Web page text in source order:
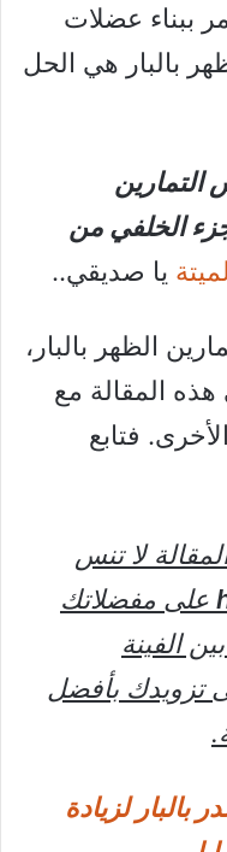
ببناء عضلات
بالبار هي الحل
الخلفي من
يا صديقي..
الظهر بالبار،
المقالة مع
فتابع
لا تنس
على مفضلاتك
الفينة
تزويدك بأفضل
بالبار لزيادة